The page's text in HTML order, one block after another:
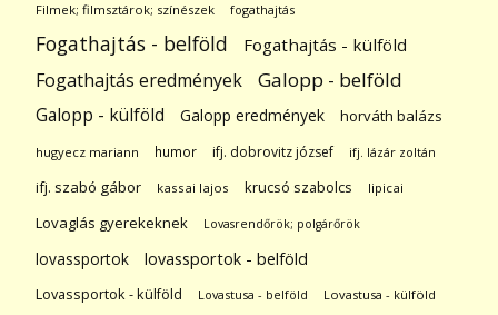
Filmek; filmsztárok; színészek fogathajtás
Fogathajtás - belföld Fogathajtás - külföld
Fogathajtás eredmények Galopp - belföld
Galopp - külföld Galopp eredmények horváth balázs
hugyecz mariann humor ifj. dobrovitz józsef ifj. lázár zoltán
ifj. szabó gábor kassai lajos krucsó szabolcs lipicai
Lovaglás gyerekeknek Lovasrendőrök; polgárőrök
lovassportok lovassportok - belföld
Lovassportok - külföld Lovastusa - belföld Lovastusa - külföld